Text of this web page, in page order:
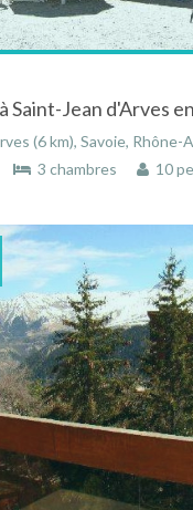
km), Savoie, Rhône-Alpes,
3 chambres 10